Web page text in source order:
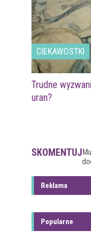
CIEKAWOSTKI
Trudne
uran?
SKOMENTUJ
Reklama
Popularne